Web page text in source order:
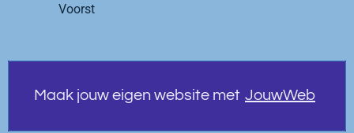
Voorst
Maak jouw eigen website met JouwWeb